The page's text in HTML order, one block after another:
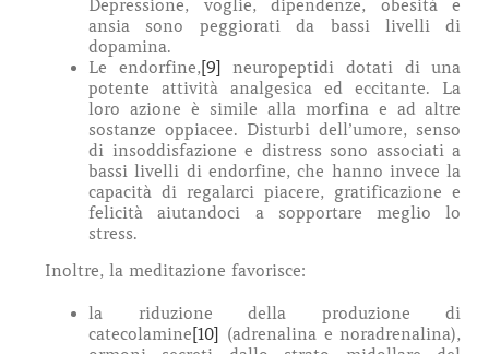
Depressione, voglie, dipendenze, obesità e
ansia sono peggiorati da bassi livelli di
dopamina.
Le endorfine,[9]
neuropeptidi dotati di una
potente attività analgesica ed eccitante. La
loro azione è simile alla morfina e ad altre
sostanze oppiacee. Disturbi dell’umore, senso
di insoddisfazione e distress sono associati a
bassi livelli di endorfine, che hanno invece la
capacità di regalarci piacere, gratificazione e
felicità aiutandoci a sopportare meglio lo
stress.
Inoltre, la meditazione favorisce:
la riduzione della produzione di
catecolamine[10]
(adrenalina e noradrenalina),